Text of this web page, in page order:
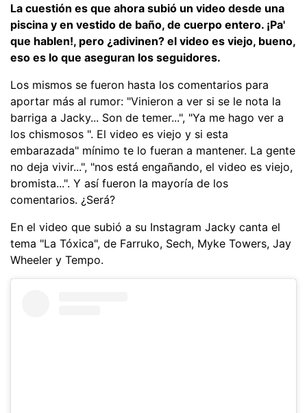
La cuestión es que ahora subió un video desde una
piscina y en vestido de baño, de cuerpo entero. ¡Pa'
que hablen!, pero ¿adivinen? el video es viejo, bueno,
eso es lo que aseguran los seguidores.
Los mismos se fueron hasta los comentarios para
aportar más al rumor: "Vinieron a ver si se le nota la
barriga a Jacky... Son de temer...", "Ya me hago ver a
los chismosos ". El video es viejo y si esta
embarazada" mínimo te lo fueran a mantener. La gente
no deja vivir...", "nos está engañando, el video es viejo,
bromista...". Y así fueron la mayoría de los
comentarios. ¿Será?
En el video que subió a su Instagram Jacky canta el
tema "La Tóxica", de Farruko, Sech, Myke Towers, Jay
Wheeler y Tempo.